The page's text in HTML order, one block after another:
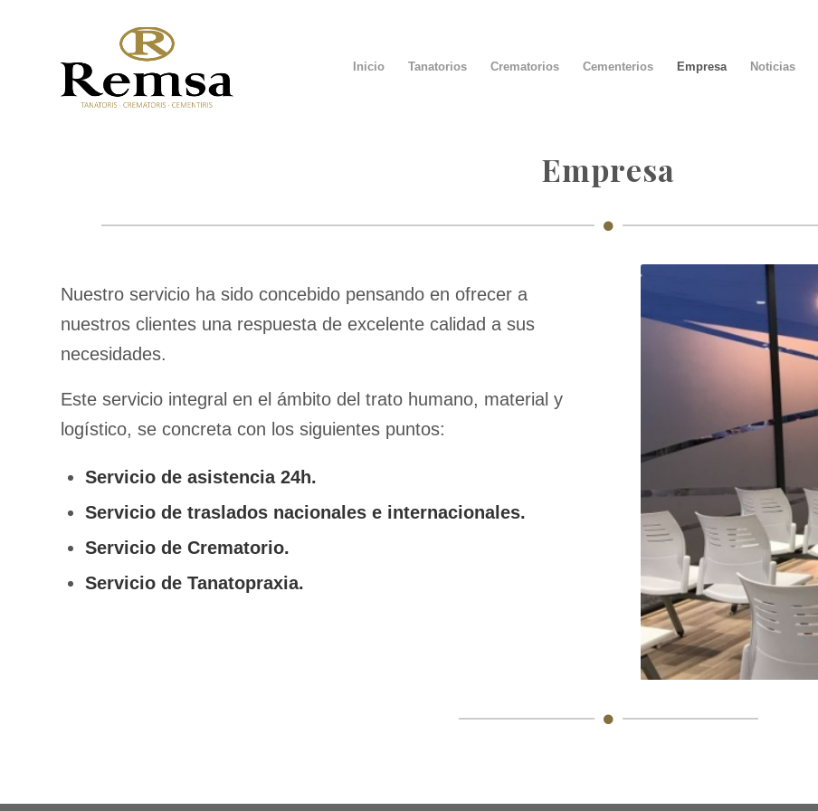
Inicio Tanatorios Crematorios Cementerios Empresa Noticias
Empresa
Nuestro servicio ha sido concebido pensando en ofrecer a
nuestros clientes una respuesta de excelente calidad a sus
necesidades.
Este servicio integral en el ámbito del trato humano, material y
logístico, se concreta con los siguientes puntos:
Servicio de asistencia 24h.
Servicio de traslados nacionales e internacionales.
Servicio de Crematorio.
Servicio de Tanatopraxia.